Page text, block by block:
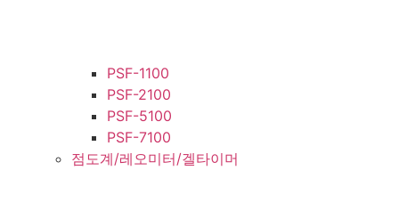
PSF-1100
PSF-2100
PSF-5100
PSF-7100
점도계/레오미터/겔타이머